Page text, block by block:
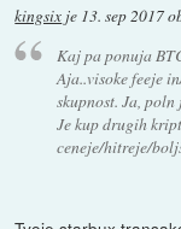
kingsix je 13. sep 2017
Kaj pa ponuja
Aja..visoke feeje
skupnost. Ja, poln
Je kup drugih
ceneje/hitreje/